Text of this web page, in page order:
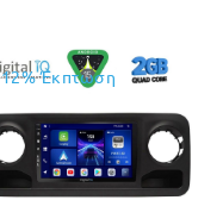
12% Έκπτωση